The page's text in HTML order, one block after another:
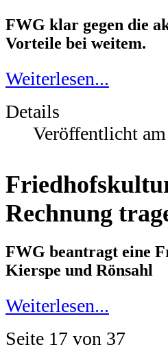
FWG klar gegen die
Vorteile bei weitem.
Weiterlesen...
Details
Veröffentlicht
Rechnung
FWG beantragt eine
Kierspe und Rönsahl
Weiterlesen...
Seite 17 von 37